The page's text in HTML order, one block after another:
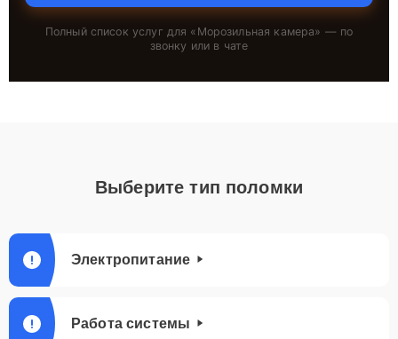
Полный список услуг для « Морозильная камера» — по
звонку или в чате
Выберите тип поломки
Электропитание
Работа системы